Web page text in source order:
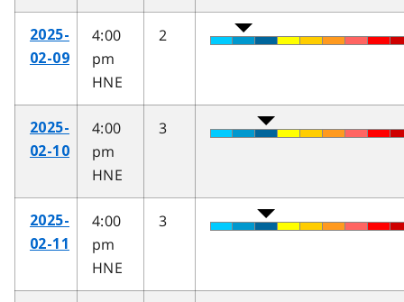
2025-
02-09
4:00
pm
HNE
2
2025-
02-10
4:00
pm
HNE
3
2025-
02-11
4:00
pm
HNE
3